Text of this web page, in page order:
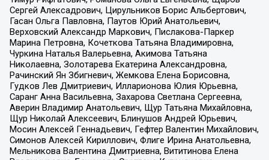
Сергей Алексадрович, Цирульников Борис Альбертович,
Гасан Ольга Павловна, Паутов Юрий Анатольевич,
Верховский Александр Маркович, Пислакова-Паркер
Марина Петровна, Кочеткова Татьяна Владимировна,
Чуркина Наталья Валерьевна, Акимова Татьяна
Николаевна, Золотарева Екатерина Александровна,
Рачинский Ян Збигневич, Жемкова Елена Борисовна,
Гудков Лев Дмитриевич, Илларионова Юлия Юрьевна,
Саранг Анна Васильевна, Захарова Светлана Сергеевна,
Аверин Владимир Анатольевич, Щур Татьяна Михайловна,
Щур Николай Алексеевич, Блинушов Андрей Юрьевич,
Мосин Алексей Геннадьевич, Гефтер Валентин Михайлович,
Симонов Алексей Кириллович, Флиге Ирина Анатольевна,
Мельникова Валентина Дмитриевна, Вититинова Елена